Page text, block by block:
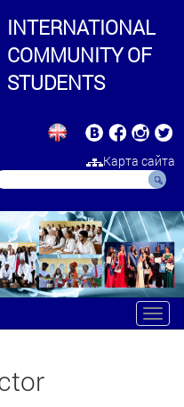
INTERNATIONAL
COMMUNITY OF
STUDENTS
Карта сайта